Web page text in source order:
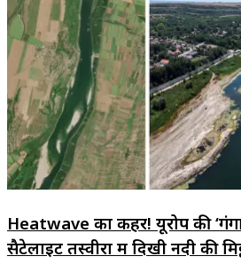
Heatwave का कहर! यूरोप की
सैटेलाइट तस्वीरों में दिखी नदी की